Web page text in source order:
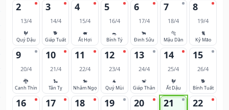
2
13/4
🐓
Quý Dậu
3
14/4
🐕
Giáp Tuất
4
15/4
🐖
Ất Hợi
5
16/4
🐀
Bính Tý
6
17/4
🐂
Đinh Sửu
7
18/4
🐅
Mậu Dần
8
19/4
🐈
Kỷ Mão
9
20/4
🐉
Canh Thìn
10
21/4
🐍
Tân Tỵ
11
22/4
🐎
Nhâm Ngọ
12
23/4
🐐
Quý Mùi
13
24/4
🐒
Giáp Thân
14
25/4
🐓
Ất Dậu
15
26/4
🐕
Bính Tuất
16 17 18 19 20 21 22